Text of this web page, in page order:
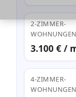
2-ZIMMER-
WOHNUNGEN
3.100 € /
4-ZIMMER-
WOHNUNGEN